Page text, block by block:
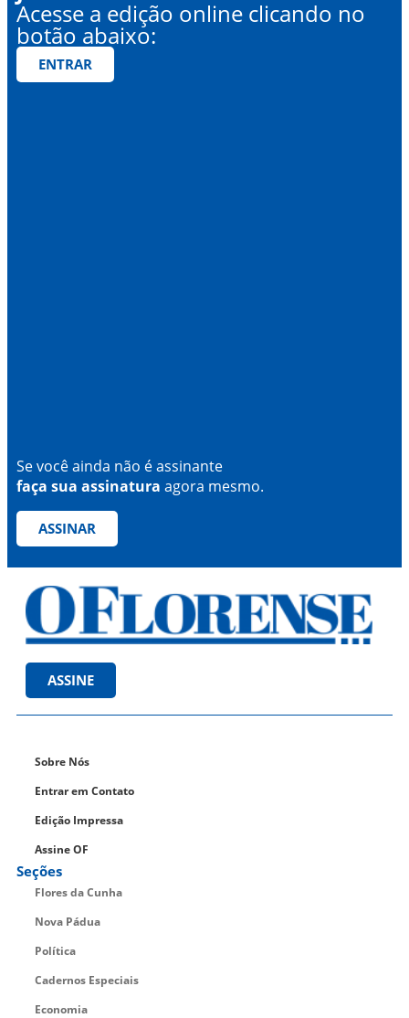
Acesse a edição online clicando no
botão abaixo:
ENTRAR
Se você ainda não é assinante
faça sua assinatura agora mesmo.
ASSINAR
ASSINE
Sobre Nós
Entrar em Contato
Edição Impressa
Assine OF
Seções
Flores da Cunha
Nova Pádua
Política
Cadernos Especiais
Economia